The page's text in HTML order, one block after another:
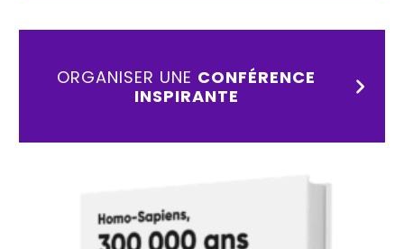
ORGANISER UNE CONFÉRENCE
INSPIRANTE